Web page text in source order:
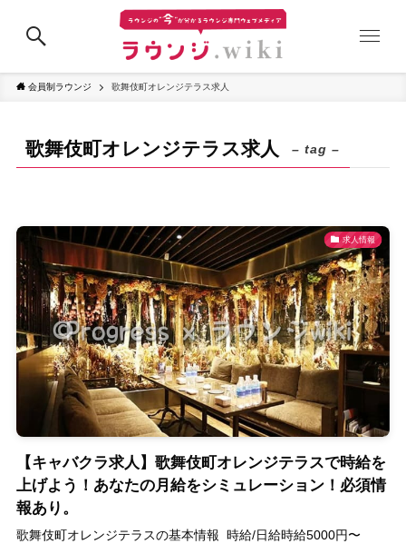
会員制ラウンジ 歌舞伎町オレンジテラス求人
歌舞伎町オレンジテラス求人 – tag –
求人情報
【キャバクラ求人】歌舞伎町オレンジテラスで時給を
上げよう！あなたの月給をシミュレーション！必須情
報あり。
歌舞伎町オレンジテラスの基本情報 時給/日給時給5000円〜